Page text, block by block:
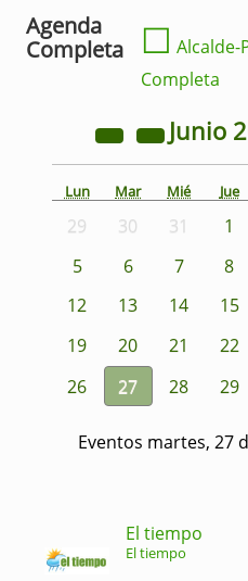
Agenda
Completa
☐ Alcalde-
Completa
Junio
Lun Mar Mié Jue
29 30 31 1
5
6 7 8
12
13 14 15
19
20 21 22
26
27 28 29
Eventos martes, 27
El tiempo
El tiempo